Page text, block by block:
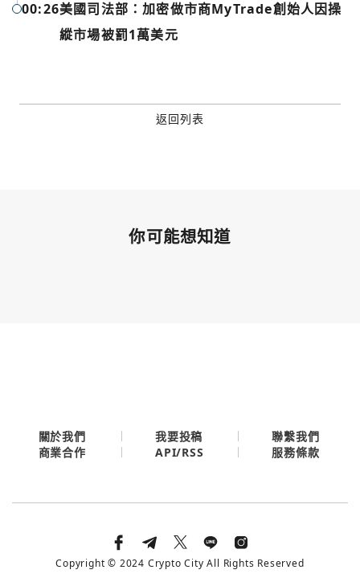
00:26美國司法部：加密做市商MyTrade創始人因操
縱市場被罰1萬美元
返回列表
你可能想知道
繼續表示您已同意 服務條款與隱私政策
關於我們 我要投稿
聯繫我們
商業合作
API/RSS 服務條款
Copyright © 2024 Crypto City All Rights Reserved